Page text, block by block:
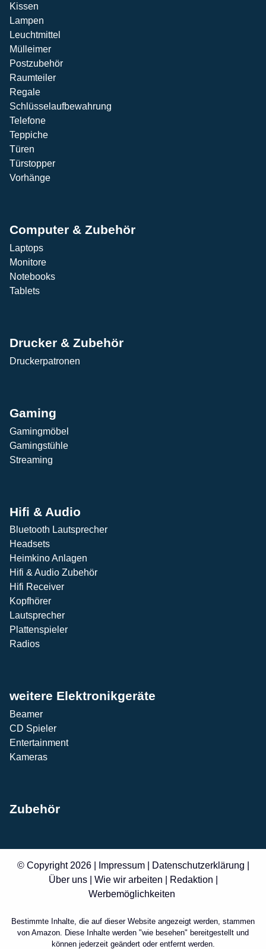
Kissen
Lampen
Leuchtmittel
Mülleimer
Postzubehör
Raumteiler
Regale
Schlüsselaufbewahrung
Telefone
Teppiche
Türen
Türstopper
Vorhänge
Computer & Zubehör
Laptops
Monitore
Notebooks
Tablets
Drucker & Zubehör
Druckerpatronen
Gaming
Gamingmöbel
Gamingstühle
Streaming
Hifi & Audio
Bluetooth Lautsprecher
Headsets
Heimkino Anlagen
Hifi & Audio Zubehör
Hifi Receiver
Kopfhörer
Lautsprecher
Plattenspieler
Radios
weitere Elektronikgeräte
Beamer
CD Spieler
Entertainment
Kameras
Zubehör
© Copyright 2026 | Impressum| Datenschutzerklärung
Über uns| Wie wir arbeiten Redaktion
Werbemöglichkeiten
Bestimmte Inhalte, die auf dieser Website angezeigt werden, stammen
von Amazon. Diese Inhalte werden "wie besehen" bereitgestellt und
können jederzeit geändert oder entfernt werden.